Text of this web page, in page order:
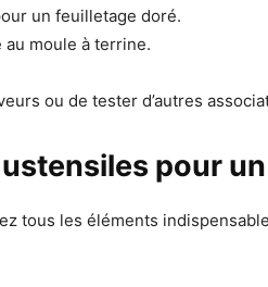
un feuilletage doré.
au moule à terrine.
ou de tester d’autres
pour
tous les éléments